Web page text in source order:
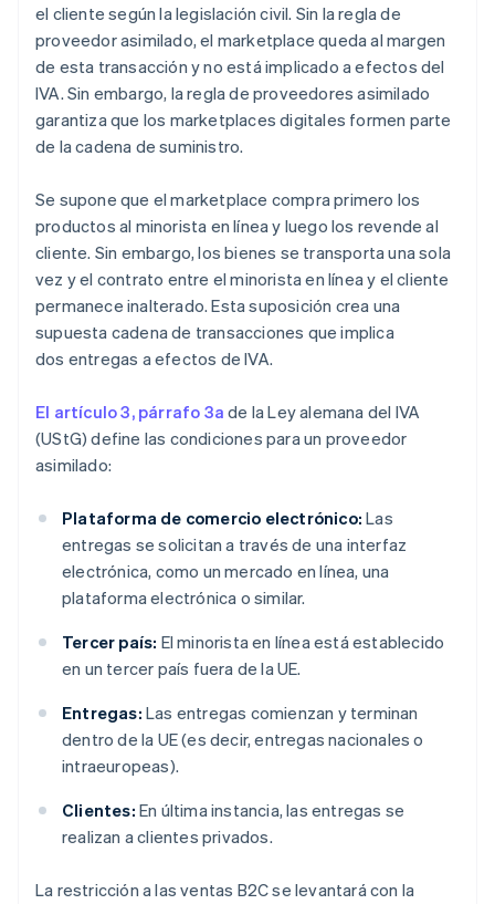
el cliente según la legislación civil. Sin la regla de
proveedor asimilado, el marketplace queda al margen
de esta transacción y no está implicado a efectos del
IVA. Sin embargo, la regla de proveedores asimilado
garantiza que los marketplaces digitales formen parte
de la cadena de suministro.
Se supone que el marketplace compra primero los
productos al minorista en línea y luego los revende al
cliente. Sin embargo, los bienes se transporta una sola
vez y el contrato entre el minorista en línea y el cliente
permanece inalterado. Esta suposición crea una
supuesta cadena de transacciones que implica
dos entregas a efectos de IVA.
El artículo 3, párrafo 3a de la Ley alemana del IVA
(UStG) define las condiciones para un proveedor
asimilado:
Plataforma de comercio electrónico: Las
entregas se solicitan a través de una interfaz
electrónica, como un mercado en línea, una
plataforma electrónica o similar.
Tercer país: El minorista en línea está establecido
en un tercer país fuera de la UE.
Entregas: Las entregas comienzan y terminan
dentro de la UE (es decir, entregas nacionales o
intraeuropeas).
Clientes: En última instancia, las entregas se
realizan a clientes privados.
La restricción a las ventas B2C se levantará con la